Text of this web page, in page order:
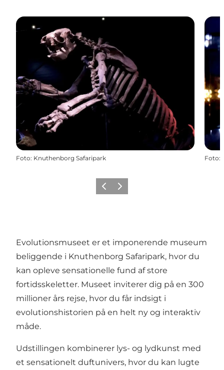
Foto: Knuthenborg Safaripark Foto:
ForrigeNæste
Evolutionsmuseet er et imponerende museum
beliggende i Knuthenborg Safaripark, hvor du
kan opleve sensationelle fund af store
fortidsskeletter. Museet inviterer dig på en 300
millioner års rejse, hvor du får indsigt i
evolutionshistorien på en helt ny og interaktiv
måde.
Udstillingen kombinerer lys- og lydkunst med
et sensationelt duftunivers, hvor du kan lugte